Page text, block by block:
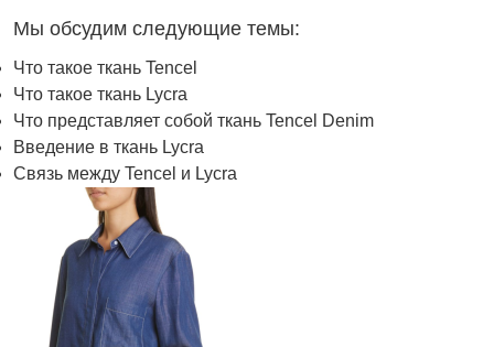
Мы обсудим следующие темы:
Что такое ткань Tencel
Что такое ткань Lycra
Что представляет собой ткань Tencel Denim
Введение в ткань Lycra
Связь между Tencel и Lycra